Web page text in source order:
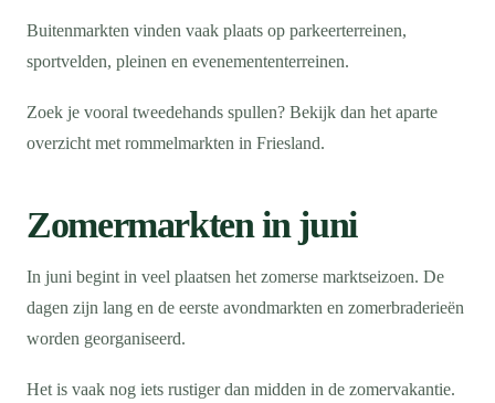
Buitenmarkten vinden vaak plaats op parkeerterreinen,
sportvelden, pleinen en evenemententerreinen.
Zoek je vooral tweedehands spullen? Bekijk dan het aparte
overzicht met rommelmarkten in Friesland.
Zomermarkten in juni
In juni begint in veel plaatsen het zomerse marktseizoen. De
dagen zijn lang en de eerste avondmarkten en zomerbraderieën
worden georganiseerd.
Het is vaak nog iets rustiger dan midden in de zomervakantie.